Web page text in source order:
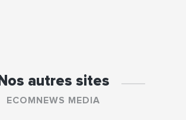
Nos autres sites
ECOMNEWS MEDIA